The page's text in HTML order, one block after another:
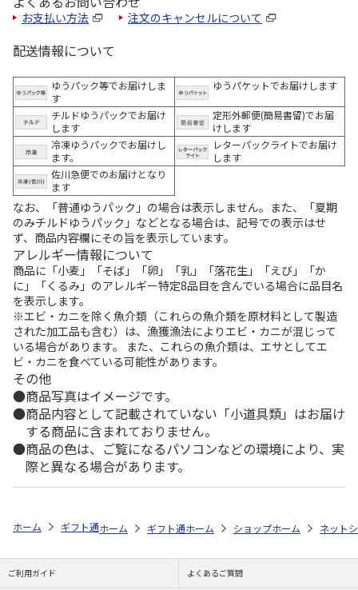
お支払い方法 注文のキャンセルについて
配送情報について
ゆうパック等でお届けしま
す
ゆうパケットでお届けします
チルドゆうパックでお届け
します
定形外郵便(簡易書留)でお届
けします
冷凍ゆうパックでお届けし
ます。
レターパックライトでお届け
します
佐川急便でのお届けとなり
ます
なお、「普通ゆうパック」の場合は表示しません。また、「夏期
のみチルドゆうパック」などとなる場合は、記号での表示はせ
ず、商品内容欄にその旨を表示しています。
アレルギー情報について
商品に「小麦」「そば」「卵」「乳」「落花生」「えび」「か
に」「くるみ」のアレルギー特定8品目を含んでいる場合に品目名
を表示します。
※エビ・カニを除く魚介類（これらの魚介類を原材料として製造
された加工品も含む）は、漁獲漁法によりエビ・カニが混じって
いる場合があります。 また、これらの魚介類は、エサとしてエ
ビ・カニを食べている可能性があります。
その他
商品写真はイメージです。
商品内容として記載されていない「小道具類」はお届け
する商品に含まれておりません。
商品の色は、ご覧になるパソコンなどの環境により、実
際と異なる場合があります。
ホーム ギフト通販 フラワーギフト 「スタイル」で選ぶ 花とス
ホーム ギフト通販 フラワーギフト ストア一覧
ホーム ショップ一覧 flower
ホーム ネット
ご利用ガイド よくあるご質問